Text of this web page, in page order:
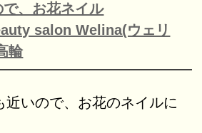
、お花ネイル
salon Welina(ウェリ
輪
近いので、お花のネイルに